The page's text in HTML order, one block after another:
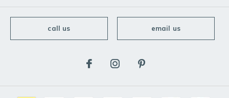
call us email us